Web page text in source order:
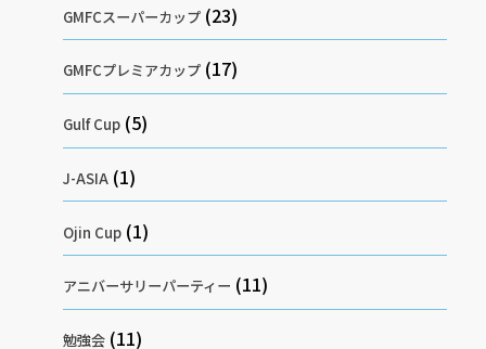
GMFCスーパーカップ (23)
GMFCプレミアカップ (17)
Gulf Cup (5)
J-ASIA (1)
Ojin Cup (1)
アニバーサリーパーティー (11)
勉強会 (11)